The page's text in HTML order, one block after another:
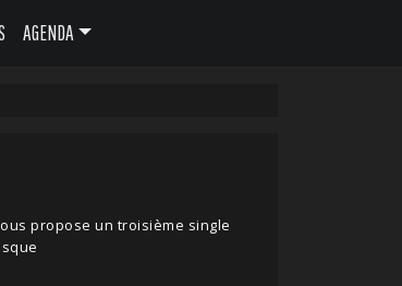
AGENDA
propose un troisième single